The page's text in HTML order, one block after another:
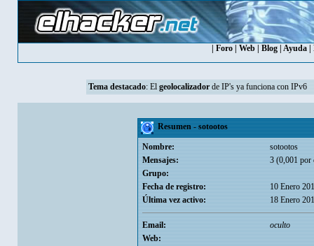
Foro| Web| Blog| Ayuda|
Tema destacado: El geolocalizadorde IP's ya funciona con IPv6
Resumen - sotootos
Nombre:
sotootos
Mensajes:
3 (0,001 por
Grupo:
Fecha de registro:
10 Enero
Última vez activo:
18 Enero
Email:
oculto
Web: